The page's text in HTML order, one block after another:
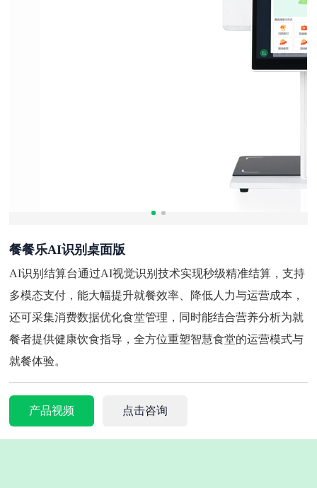
餐餐乐AI识别桌面版
AI识别结算台通过AI视觉识别技术实现秒级精准结算，支持
多模态支付，能大幅提升就餐效率、降低人力与运营成本，
还可采集消费数据优化食堂管理，同时能结合营养分析为就
餐者提供健康饮食指导，全方位重塑智慧食堂的运营模式与
就餐体验。
产品视频 点击咨询